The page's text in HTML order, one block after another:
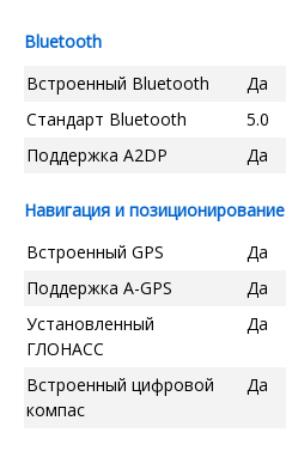
Bluetooth
Встроенный Bluetooth
Да
Стандарт Bluetooth
5.0
Поддержка A2DP
Да
Навигация и позиционирование
Встроенный GPS
Да
Поддержка A-GPS
Да
Установленный
ГЛОНАСС
Да
Встроенный цифровой
компас
Да